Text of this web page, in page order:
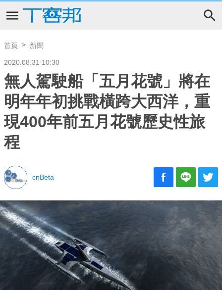
首頁 新聞
2020.08.31 10:30
無人駕駛船「五月花號」將在
明年年初挑戰橫跨大西洋，重
現400年前五月花號歷史性旅
程
cnBeta